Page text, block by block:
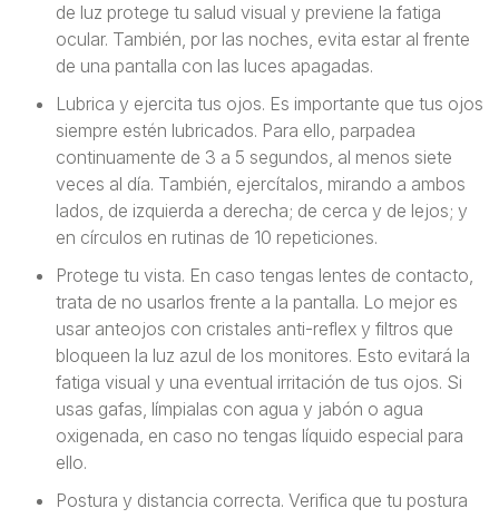
de luz protege tu salud visual y previene la fatiga
ocular. También, por las noches, evita estar al frente
de una pantalla con las luces apagadas.
Lubrica y ejercita tus ojos. Es importante que tus ojos
siempre estén lubricados. Para ello, parpadea
continuamente de 3 a 5 segundos, al menos siete
veces al día. También, ejercítalos, mirando a ambos
lados, de izquierda a derecha; de cerca y de lejos; y
en círculos en rutinas de 10 repeticiones.
Protege tu vista. En caso tengas lentes de contacto,
trata de no usarlos frente a la pantalla. Lo mejor es
usar anteojos con cristales anti-reflex y filtros que
bloqueen la luz azul de los monitores. Esto evitará la
fatiga visual y una eventual irritación de tus ojos. Si
usas gafas, límpialas con agua y jabón o agua
oxigenada, en caso no tengas líquido especial para
ello.
Postura y distancia correcta. Verifica que tu postura